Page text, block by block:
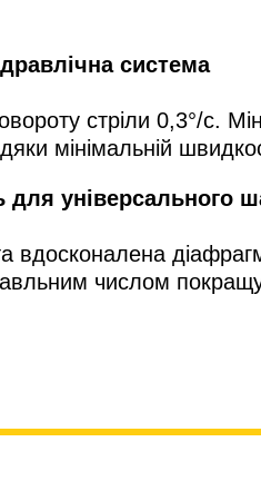
система
стріли 0,3°/с.
мінімальній
для універсального
вдосконалена
числом